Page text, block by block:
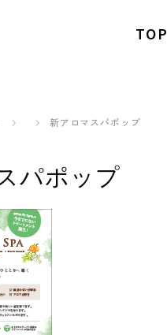
TOP
新アロマスパポップ
パポップ